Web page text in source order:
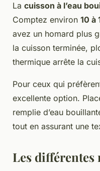
La cuisson à l’eau
Comptez environ 10 à
avez un homard plus
la cuisson terminée,
thermique arrête la
Pour ceux qui
excellente option.
remplie d’eau
tout en assurant une
Les